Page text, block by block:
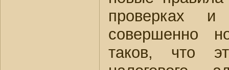
проверках
совершенно
таков, что